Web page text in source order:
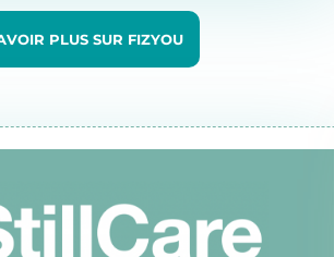
PLUS SUR FIZYOU